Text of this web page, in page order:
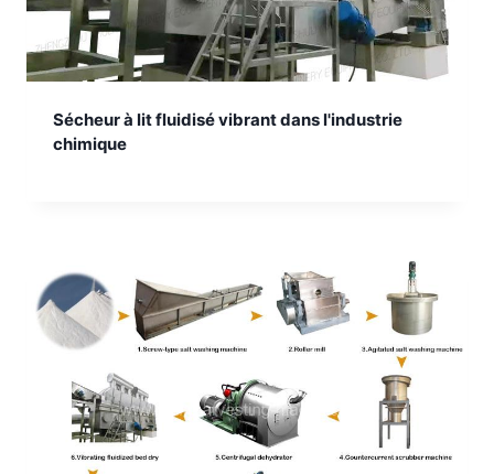
Sécheur à lit fluidisé vibrant dans l'industrie
chimique